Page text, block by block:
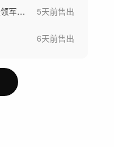
2026大连夏季达沃斯国际论坛领军者年会 5天前售出
6天前售出